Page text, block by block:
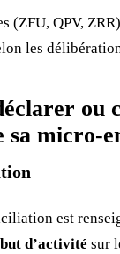
(ZFU, QPV,
les
ou
sa micro-
est
d’activité sur